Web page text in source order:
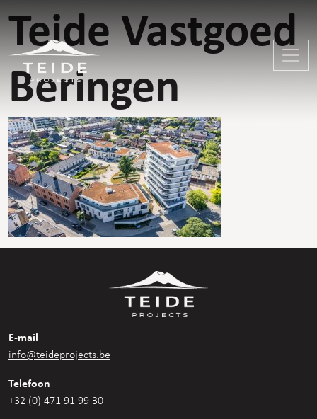
Teide Vastgoed
Beringen
E-mail
info@teideprojects.be
Telefoon
+32 (0) 471 91 99 30